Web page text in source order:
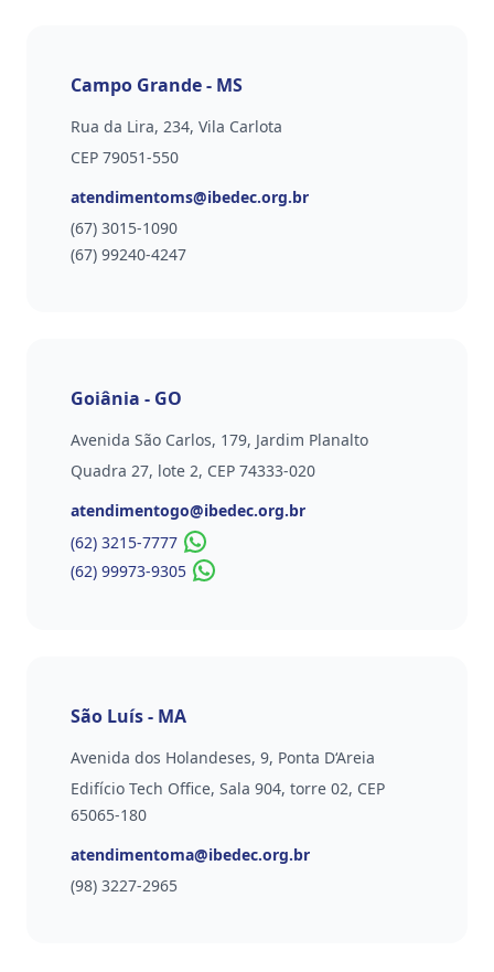
Campo Grande - MS
Rua da Lira, 234, Vila Carlota
CEP 79051-550
Email
atendimentoms@ibedec.org.br
Telefone
(67) 3015-1090
(67) 99240-4247
Goiânia - GO
Avenida São Carlos, 179, Jardim Planalto
Quadra 27, lote 2, CEP 74333-020
Email
atendimentogo@ibedec.org.br
Telefone
(62) 3215-7777
(62) 99973-9305
São Luís - MA
Avenida dos Holandeses, 9, Ponta D‘Areia
Edifício Tech Office, Sala 904, torre 02, CEP
65065-180
Email
atendimentoma@ibedec.org.br
Telefone
(98) 3227-2965